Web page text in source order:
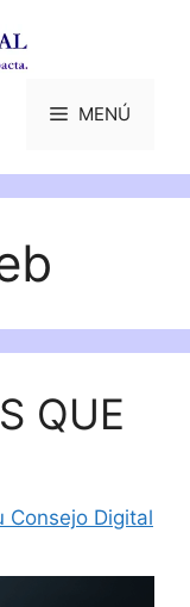
MENÚ
QUE
Consejo Digital